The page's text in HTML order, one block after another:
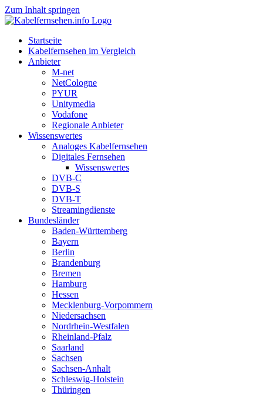
Zum Inhalt springen
Startseite
Kabelfernsehen im Vergleich
Anbieter
M-net
NetCologne
PYUR
Unitymedia
Vodafone
Regionale Anbieter
Wissenswertes
Analoges Kabelfernsehen
Digitales Fernsehen
Wissenswertes
DVB-C
DVB-S
DVB-T
Streamingdienste
Bundesländer
Baden-Württemberg
Bayern
Berlin
Brandenburg
Bremen
Hamburg
Hessen
Mecklenburg-Vorpommern
Niedersachsen
Nordrhein-Westfalen
Rheinland-Pfalz
Saarland
Sachsen
Sachsen-Anhalt
Schleswig-Holstein
Thüringen